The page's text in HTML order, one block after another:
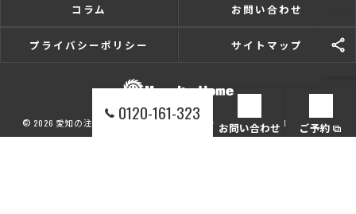
0120-161-323
お問い合わせ ご予約
コラム お問い合わせ
プライバシーポリシー サイトマップ
© 2026 愛知の注文住宅なら株式会社マルコーホーム ALL RIGHTS RESERVED.